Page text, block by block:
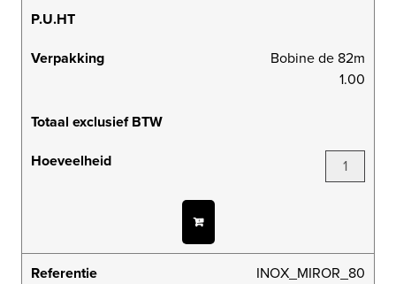
P.U.HT
Verpakking
Bobine de 82m
1.00
Totaal exclusief BTW
Hoeveelheid
Referentie INOX_MIROR_80